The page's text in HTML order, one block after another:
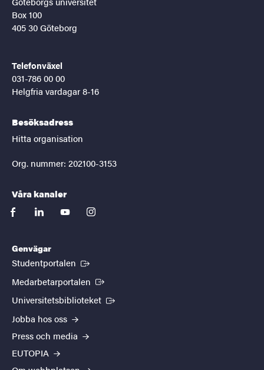
Box 100
405 30 Göteborg
Telefonväxel
031-786 00 00
Helgfria vardagar 8-16
Besöksadress
Hitta organisation
Org. nummer: 202100-3153
Våra kanaler
facebooklinkedinyoutubeinstagram
Genvägar
Studentportalen (Extern länk)
Medarbetarportalen (Extern länk)
Universitetsbiblioteket (Extern länk)
Jobba hos oss
Press och media
EUTOPIA